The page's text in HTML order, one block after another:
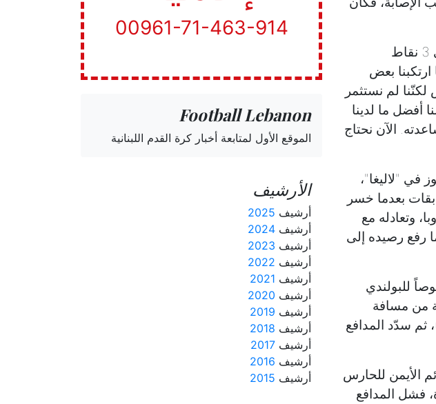
وشدّد روبرتو على أنّه "في نهاية المطاف، في مثل هذه اللحظات نحن نحتاج إلى 3 نقاط
بعض
لم نستثمر
أفضل ما لدينا
الآن نحتاج
في "لاليغا"،
في مختلف المسابقات بعدما خسر
في دوري أبطال أوروبا، وتعادله مع
بعدما رفع رصيده إلى
للبولندي
من مسافة
إثر ركلة ركنية لكنّ الحارس ماكسيميانو أبعد الكرة بصعوبة إلى ركنية (د8)، ثم سدّد المدافع
الأيمن للحارس
فشل المدافع
00961-71-463-914
Football Lebanon
الموقع الأول لمتابعة أخبار كرة القدم اللبنانية
الأرشيف
أرشيف 2025
أرشيف 2024
أرشيف 2023
أرشيف 2022
أرشيف 2021
أرشيف 2020
أرشيف 2019
أرشيف 2018
أرشيف 2017
أرشيف 2016
أرشيف 2015